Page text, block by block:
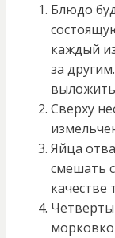
Блюдо
каждый
за
Сверху
Яйца
смешать
качестве